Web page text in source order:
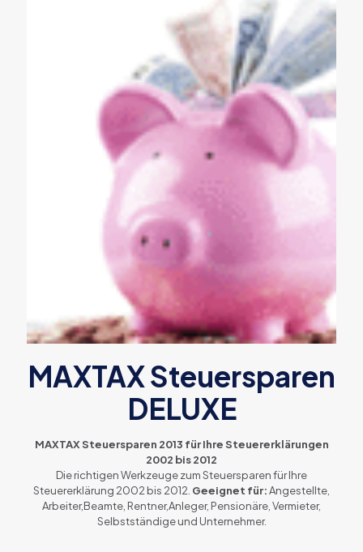
MAXTAX Steuersparen
DELUXE
MAXTAX Steuersparen 2013 für Ihre Steuererklärungen
2002 bis 2012
Die richtigen Werkzeuge zum Steuersparen für Ihre
Steuererklärung 2002 bis 2012. Geeignet für:Angestellte,
Arbeiter,Beamte, Rentner,Anleger, Pensionäre, Vermieter,
Selbstständige und Unternehmer.